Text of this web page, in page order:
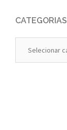
CATEGORIAS